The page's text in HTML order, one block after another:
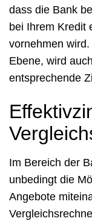
dass die Bank
bei Ihrem Kredit
vornehmen
Ebene, wird
entsprechende
Im Bereich der
unbedingt die
Angebote